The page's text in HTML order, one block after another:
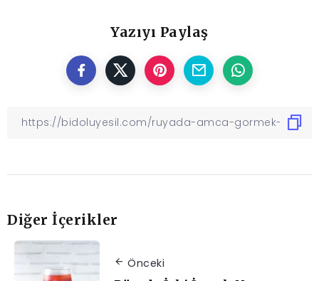
Yazıyı Paylaş
Diğer İçerikler
Önceki